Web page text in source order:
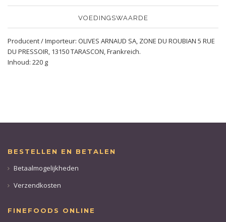
VOEDINGSWAARDE
Producent / Importeur: OLIVES ARNAUD SA, ZONE DU ROUBIAN 5 RUE
DU PRESSOIR, 13150 TARASCON, Frankreich.
Inhoud: 220 g
BESTELLEN EN BETALEN
Betaalmogelijkheden
Verzendkosten
FINEFOODS ONLINE